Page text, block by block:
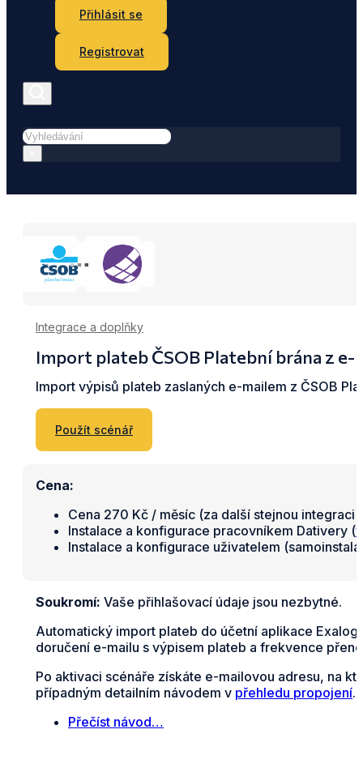
Přihlásit se
Registrovat
Hledat
Integrace a doplňky
Import plateb ČSOB Platební brána z e-
Import výpisů plateb zaslaných e-mailem z ČSOB
Použít scénář
Cena:
Cena 270 Kč / měsíc (za další stejnou integraci
Instalace a konfigurace pracovníkem Dativery (
Instalace a konfigurace uživatelem
Soukromí: Vaše přihlašovací údaje jsou nezbytné.
Automatický import plateb do účetní aplikace
doručení e-mailu s výpisem plateb a frekvence
Po aktivaci scénáře získáte e-mailovou adresu, na
případným detailním návodem v přehledu propojení.
Přečíst návod…